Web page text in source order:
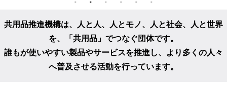
共用品推進機構は、人と人、人とモノ、人と社会、人と世界
を、
「共用品」でつなぐ団体です。
誰もが使いやすい製品やサービスを推進し、
より多くの人々
へ普及させる活動を行っています。